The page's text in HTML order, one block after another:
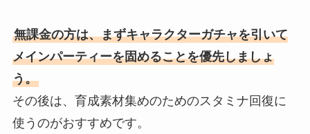
無課金の方は、まずキャラクターガチャを引いて
メインパーティーを固めることを優先しましょ
う。
その後は、育成素材集めのためのスタミナ回復に
使うのがおすすめです。